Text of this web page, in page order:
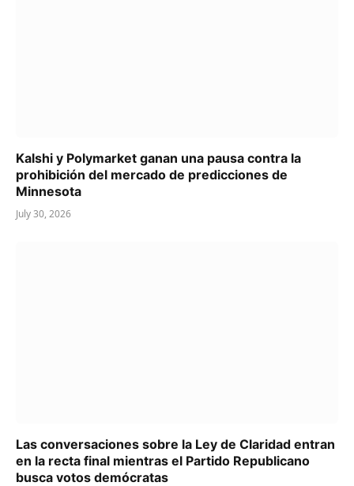
Kalshi y Polymarket ganan una pausa contra la
prohibición del mercado de predicciones de
Minnesota
July 30, 2026
Las conversaciones sobre la Ley de Claridad entran
en la recta final mientras el Partido Republicano
busca votos demócratas